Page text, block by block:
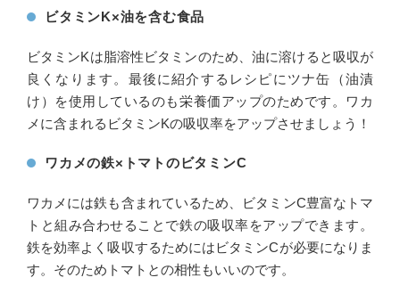
ビタミンK×油を含む食品
ビタミンKは脂溶性ビタミンのため、油に溶けると吸収が
良くなります。最後に紹介するレシピにツナ缶（油漬
け）を使用しているのも栄養価アップのためです。ワカ
メに含まれるビタミンKの吸収率をアップさせましょう！
ワカメの鉄×トマトのビタミンC
ワカメには鉄も含まれているため、ビタミンC豊富なトマ
トと組み合わせることで鉄の吸収率をアップできます。
鉄を効率よく吸収するためにはビタミンCが必要になりま
す。そのためトマトとの相性もいいのです。